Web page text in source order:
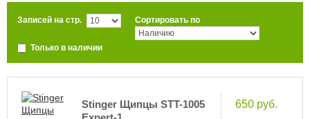
Записей на стр. Сортировать по
Только в наличии
Stinger Щипцы STT-1005
650 руб.